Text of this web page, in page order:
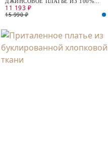
ХЛОПКА
11 193 ₽
15 990 ₽